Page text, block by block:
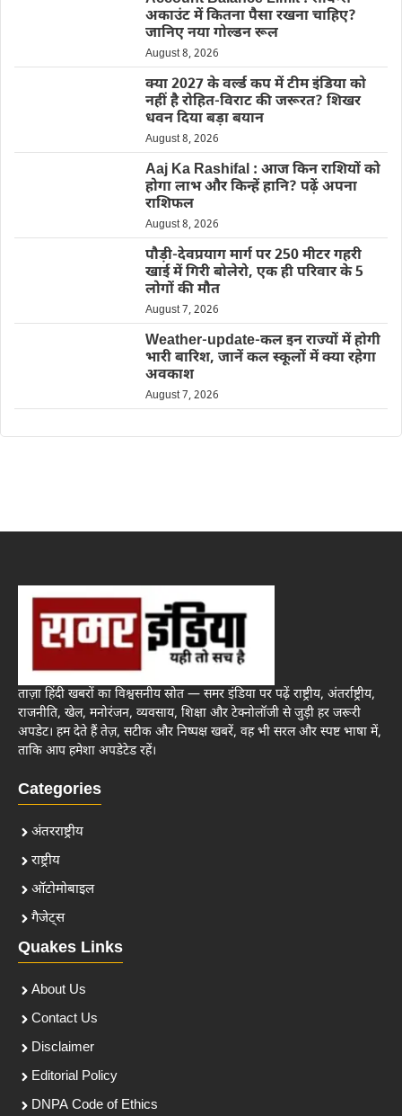
अकाउंट में कितना पैसा रखना चाहिए?
जानिए नया गोल्डन रूल
August 8, 2026
क्या 2027 के वर्ल्ड कप में टीम इंडिया को
नहीं है रोहित-विराट की जरूरत? शिखर
धवन दिया बड़ा बयान
August 8, 2026
Aaj Ka Rashifal : आज किन राशियों को
होगा लाभ और किन्हें हानि? पढ़ें अपना
राशिफल
August 8, 2026
पौड़ी-देवप्रयाग मार्ग पर 250 मीटर गहरी
खाई में गिरी बोलेरो, एक ही परिवार के 5
लोगों की मौत
August 7, 2026
Weather-update-कल इन राज्यों में होगी
भारी बारिश, जानें कल स्कूलों में क्या रहेगा
अवकाश
August 7, 2026
ताज़ा हिंदी खबरों का विश्वसनीय स्रोत — समर इंडिया पर पढ़ें राष्ट्रीय, अंतर्राष्ट्रीय,
राजनीति, खेल, मनोरंजन, व्यवसाय, शिक्षा और टेक्नोलॉजी से जुड़ी हर जरूरी
अपडेट। हम देते हैं तेज़, सटीक और निष्पक्ष खबरें, वह भी सरल और स्पष्ट भाषा में,
ताकि आप हमेशा अपडेटेड रहें।
Categories
अंतरराष्ट्रीय
राष्ट्रीय
ऑटोमोबाइल
गैजेट्स
Quakes Links
About Us
Contact Us
Disclaimer
Editorial Policy
DNPA Code of Ethics